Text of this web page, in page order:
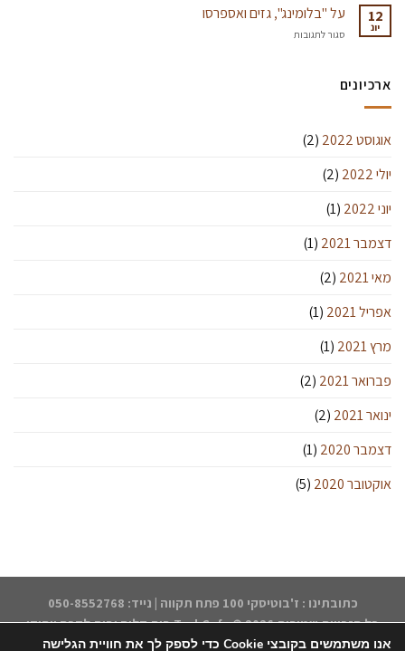
–
טופס
SCA
12
יונ
על "בלומינג", גזים ואספרסו
סגור לתגובות
ארכיונים
אוגוסט 2022
(2)
יולי 2022
(2)
יוני 2022
(1)
דצמבר 2021
(1)
מאי 2021
(2)
אפריל 2021
(1)
מרץ 2021
(1)
פברואר 2021
(2)
ינואר 2021
(2)
דצמבר 2020
(1)
אוקטובר 2020
(5)
כתובתינו : ז'בוטיסקי 100 פתח תקווה | נייד: 050-8552768
כל הזכויות שמורות 2026 ©
TsukCafe בית קליה ובית לקפה ייחודי
אנו משתמשים בקובצי Cookie כדי לספק לך את חוויית הגלישה